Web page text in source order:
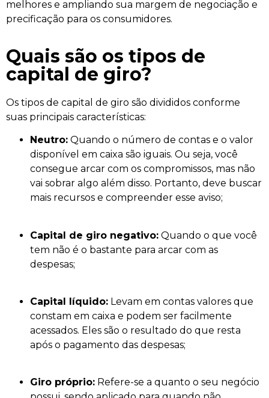
melhores e ampliando sua margem de negociação e
precificação para os consumidores.
Quais são os tipos de
capital de giro?
Os tipos de capital de giro são divididos conforme
suas principais características:
Neutro: Quando o número de contas e o valor
disponível em caixa são iguais. Ou seja, você
consegue arcar com os compromissos, mas não
vai sobrar algo além disso. Portanto, deve buscar
mais recursos e compreender esse aviso;
Capital de giro negativo: Quando o que você
tem não é o bastante para arcar com as
despesas;
Capital líquido: Levam em contas valores que
constam em caixa e podem ser facilmente
acessados. Eles são o resultado do que resta
após o pagamento das despesas;
Giro próprio: Refere-se a quanto o seu negócio